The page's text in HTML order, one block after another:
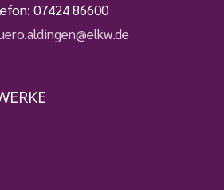
07424 86600